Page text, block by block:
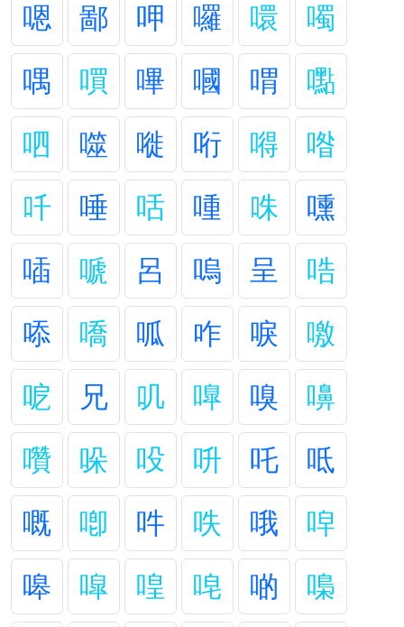
嗯
鄙 呷 囉 噮
噣
喁
嘪 嗶 嘓 喟
嚸
呬
噬 嘥 哘 嘚
喒
吀
唾 咶 喠 咮
嚑
喢
嗁 呂 嗚 呈
哠
㖭
嘺 呱 咋 唳
噭
呝
兄 叽 嘷 嗅
嚊
囋
哚 吺 呏 吒
呧
嘅
喞 吽 呹 哦
唕
嗥
噑 喤 唣 啲
嘄